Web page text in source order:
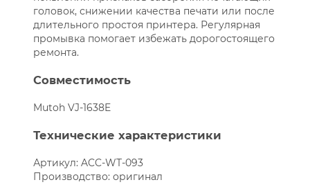
головок, снижении качества печати или после
длительного простоя принтера. Регулярная
промывка помогает избежать дорогостоящего
ремонта.
Совместимость
Mutoh VJ-1638E
Технические характеристики
Артикул: ACC-WT-093
Производство: оригинал